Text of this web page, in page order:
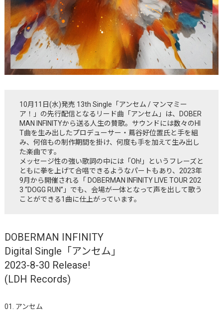
10月11日(水)発売 13th Single「アンセム / マンマミー
ア！」の先行配信となるリード曲「アンセム」は、DOBER
MAN INFINITYから送る人生の賛歌。サウンドには数々のHI
T曲を生み出したプロデューサー・蔦谷好位置氏と手を組
み、何倍もの制作期間を掛け、何度も手を加えて生み出し
た楽曲です。
メッセージ性の強い歌詞の中には「Oh!」というフレーズと
ともに拳を上げて合唱できるようなパートもあり、2023年
9月から開催される「 DOBERMAN INFINITY LIVE TOUR 202
3 “DOGG RUN”」でも、会場が一体となって声を出して歌う
ことができる1曲に仕上がっています。
DOBERMAN INFINITY
Digital Single「アンセム」
2023-8-30 Release!
(LDH Records)
01. アンセム